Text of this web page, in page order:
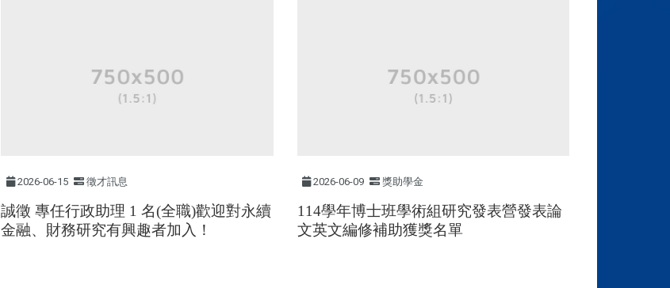
2026-06-15 徵才訊息
誠徵 專任行政助理 1 名(全職)歡迎對永續
金融、財務研究有興趣者加入！
2026-06-09 獎助學金
114學年博士班學術組研究發表營發表論
文英文編修補助獲獎名單